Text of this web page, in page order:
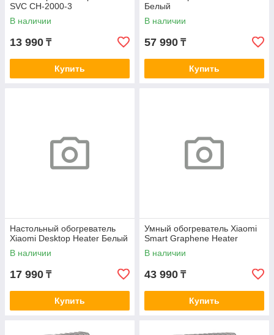
SVC CH-2000-3
В наличии
13 990 ₸
Купить
Белый
В наличии
57 990 ₸
Купить
Настольный обогреватель
Xiaomi Desktop Heater Белый
В наличии
17 990 ₸
Купить
Умный обогреватель Xiaomi
Smart Graphene Heater
В наличии
43 990 ₸
Купить